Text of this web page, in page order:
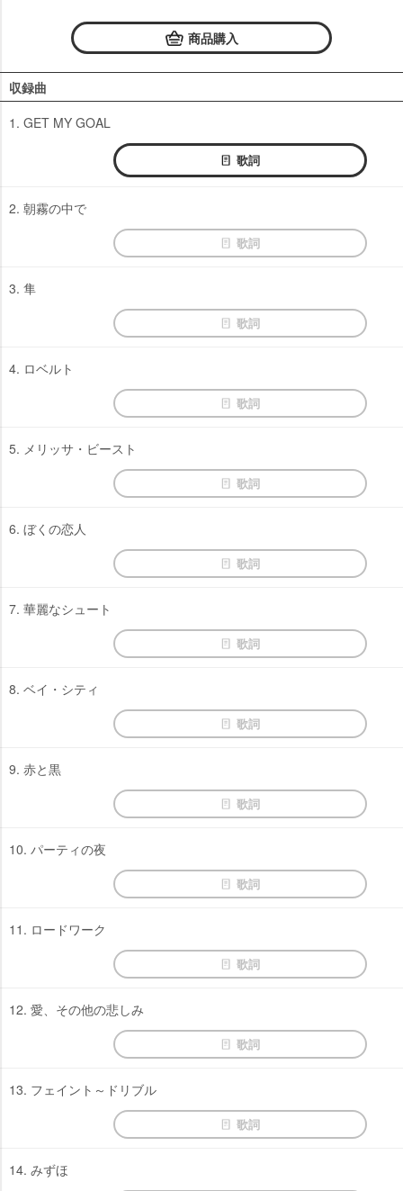
商品購入
収録曲
1. GET MY GOAL
歌詞
2. 朝霧の中で
歌詞
3. 隼
歌詞
4. ロベルト
歌詞
5. メリッサ・ビースト
歌詞
6. ぼくの恋人
歌詞
7. 華麗なシュート
歌詞
8. ベイ・シティ
歌詞
9. 赤と黒
歌詞
10. パーティの夜
歌詞
11. ロードワーク
歌詞
12. 愛、その他の悲しみ
歌詞
13. フェイント～ドリブル
歌詞
14. みずほ